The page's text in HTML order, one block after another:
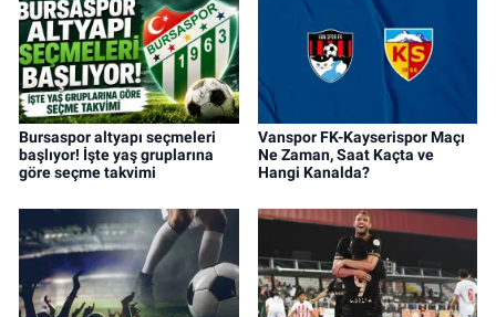
Bursaspor altyapı seçmeleri
başlıyor! İşte yaş gruplarına
göre seçme takvimi
Vanspor FK-Kayserispor Maçı
Ne Zaman, Saat Kaçta ve
Hangi Kanalda?